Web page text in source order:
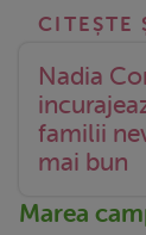
Nadia
familii
mai bun
Marea